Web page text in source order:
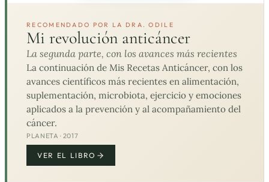
RECOMENDADO POR LA DRA. ODILE
Mi revolución anticáncer
La segunda parte, con los avances más recientes
La continuación de Mis Recetas Anticáncer, con los
avances científicos más recientes en alimentación,
suplementación, microbiota, ejercicio y emociones
aplicados a la prevención y al acompañamiento del
cáncer.
PLANETA · 2017
VER EL LIBRO